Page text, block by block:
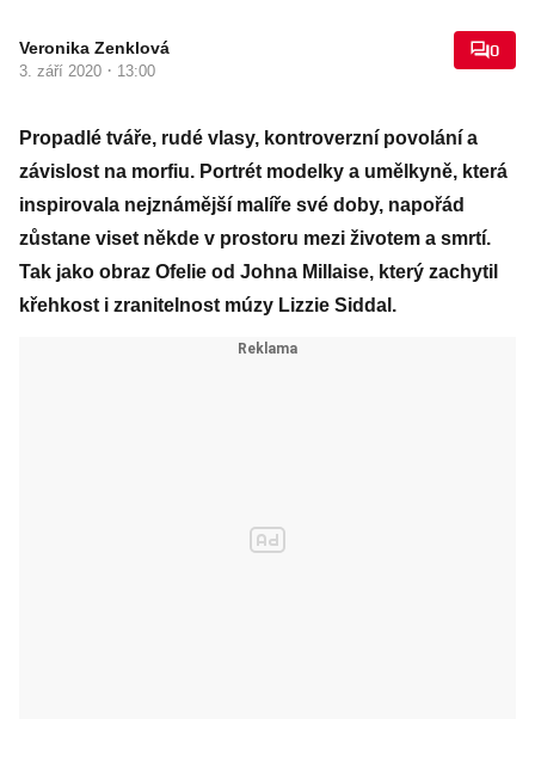
Veronika Zenklová
3. září 2020 · 13:00
0
Propadlé tváře, rudé vlasy, kontroverzní povolání a
závislost na morfiu. Portrét modelky a umělkyně, která
inspirovala nejznámější malíře své doby, napořád
zůstane viset někde v prostoru mezi životem a smrtí.
Tak jako obraz Ofelie od Johna Millaise, který zachytil
křehkost i zranitelnost múzy Lizzie Siddal.